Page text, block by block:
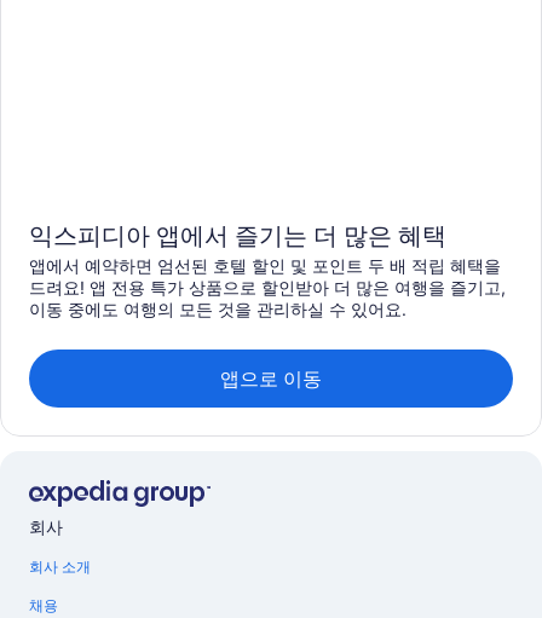
익스피디아 앱에서 즐기는 더 많은 혜택
앱에서 예약하면 엄선된 호텔 할인 및 포인트 두 배 적립 혜택을
드려요! 앱 전용 특가 상품으로 할인받아 더 많은 여행을 즐기고,
이동 중에도 여행의 모든 것을 관리하실 수 있어요.
앱으로 이동
회사
회사 소개
채용